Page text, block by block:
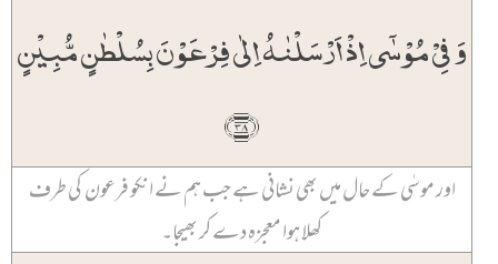
وَ فِیۡ مُوۡسٰۤی اِذۡ اَرۡسَلۡنٰہُ اِلٰی فِرۡعَوۡنَ بِسُلۡطٰنٍ مُّبِیۡنٍ
﴿۳۸﴾
اور موسٰی کے حال میں بھی نشانی ہے جب ہم نے انکو فرعون کی طرف
کھلا ہوا معجزہ دے کر بھیجا۔